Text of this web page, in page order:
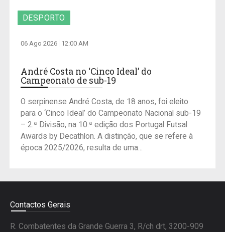
DESPORTO
06 Ago 2026 12:00 AM
André Costa no ‘Cinco Ideal’ do
Campeonato de sub-19
O serpinense André Costa, de 18 anos, foi eleito
para o ‘Cinco Ideal’ do Campeonato Nacional sub-19
– 2.ª Divisão, na 10.ª edição dos Portugal Futsal
Awards by Decathlon. A distinção, que se refere à
época 2025/2026, resulta de uma...
Contactos Gerais
R. Combatentes da Grande Guerra 3, R/ch drt, 3200-909